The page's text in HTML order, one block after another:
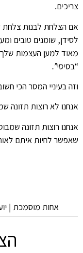
צריכים.
אם הצלחת לבנות צלחת
לסידן, שומנים טובים
מאוד למען העצמות
“בסיסי”.
וזה בעיניי המסר הכי
אנחנו לא רוצות תזונה
אנחנו רוצות תזונה
שאפשר לחיות איתם
אחות מוסמכת |